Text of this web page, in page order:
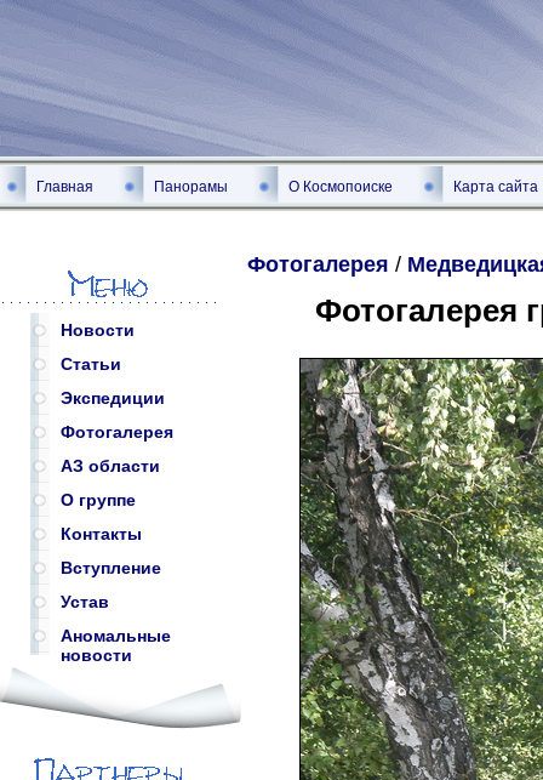
Главная Панорамы О Космопоиске Карта сайта
Новости
Статьи
Экспедиции
Фотогалерея
АЗ области
О группе
Контакты
Вступление
Устав
Аномальные
новости
Фотогалерея /
Фотогалерея